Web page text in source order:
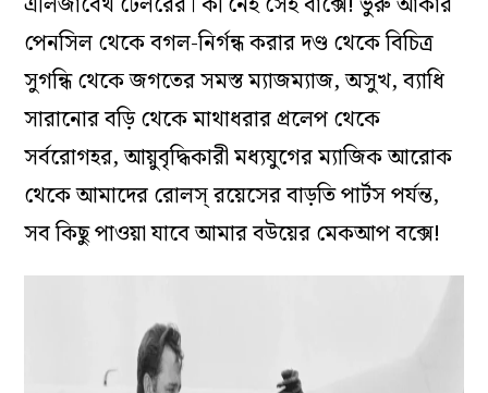
পেনসিল থেকে বগল-নির্গন্ধ করার দণ্ড থেকে বিচিত্র
সুগন্ধি থেকে জগতের সমস্ত ম্যাজম্যাজ, অসুখ, ব্যাধি
সারানোর বড়ি থেকে মাথাধরার প্রলেপ থেকে
সর্বরোগহর, আয়ুবৃদ্ধিকারী মধ্যযুগের ম্যাজিক আরোক
থেকে আমাদের রোলস্ রয়েসের বাড়তি পার্টস পর্যন্ত,
সব কিছু পাওয়া যাবে আমার বউয়ের মেকআপ বক্সে!